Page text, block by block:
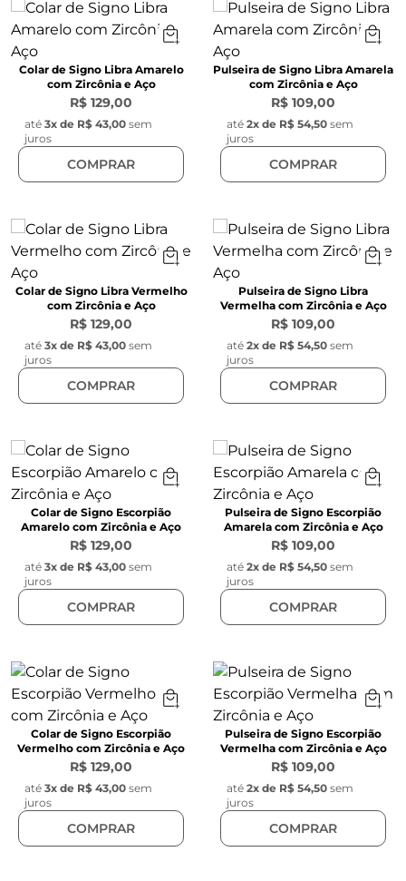
Colar de Signo Libra Amarelo
com Zircônia e Aço
R$ 129,00
até 3x de R$ 43,00 sem
juros
COMPRAR
Pulseira de Signo Libra Amarela
com Zircônia e Aço
R$ 109,00
até 2x de R$ 54,50 sem
juros
COMPRAR
Colar de Signo Libra Vermelho
com Zircônia e Aço
R$ 129,00
até 3x de R$ 43,00 sem
juros
COMPRAR
Pulseira de Signo Libra
Vermelha com Zircônia e Aço
R$ 109,00
até 2x de R$ 54,50 sem
juros
COMPRAR
Colar de Signo Escorpião
Amarelo com Zircônia e Aço
R$ 129,00
até 3x de R$ 43,00 sem
juros
COMPRAR
Pulseira de Signo Escorpião
Amarela com Zircônia e Aço
R$ 109,00
até 2x de R$ 54,50 sem
juros
COMPRAR
Colar de Signo Escorpião
Vermelho com Zircônia e Aço
R$ 129,00
até 3x de R$ 43,00 sem
juros
COMPRAR
Pulseira de Signo Escorpião
Vermelha com Zircônia e Aço
R$ 109,00
até 2x de R$ 54,50 sem
juros
COMPRAR